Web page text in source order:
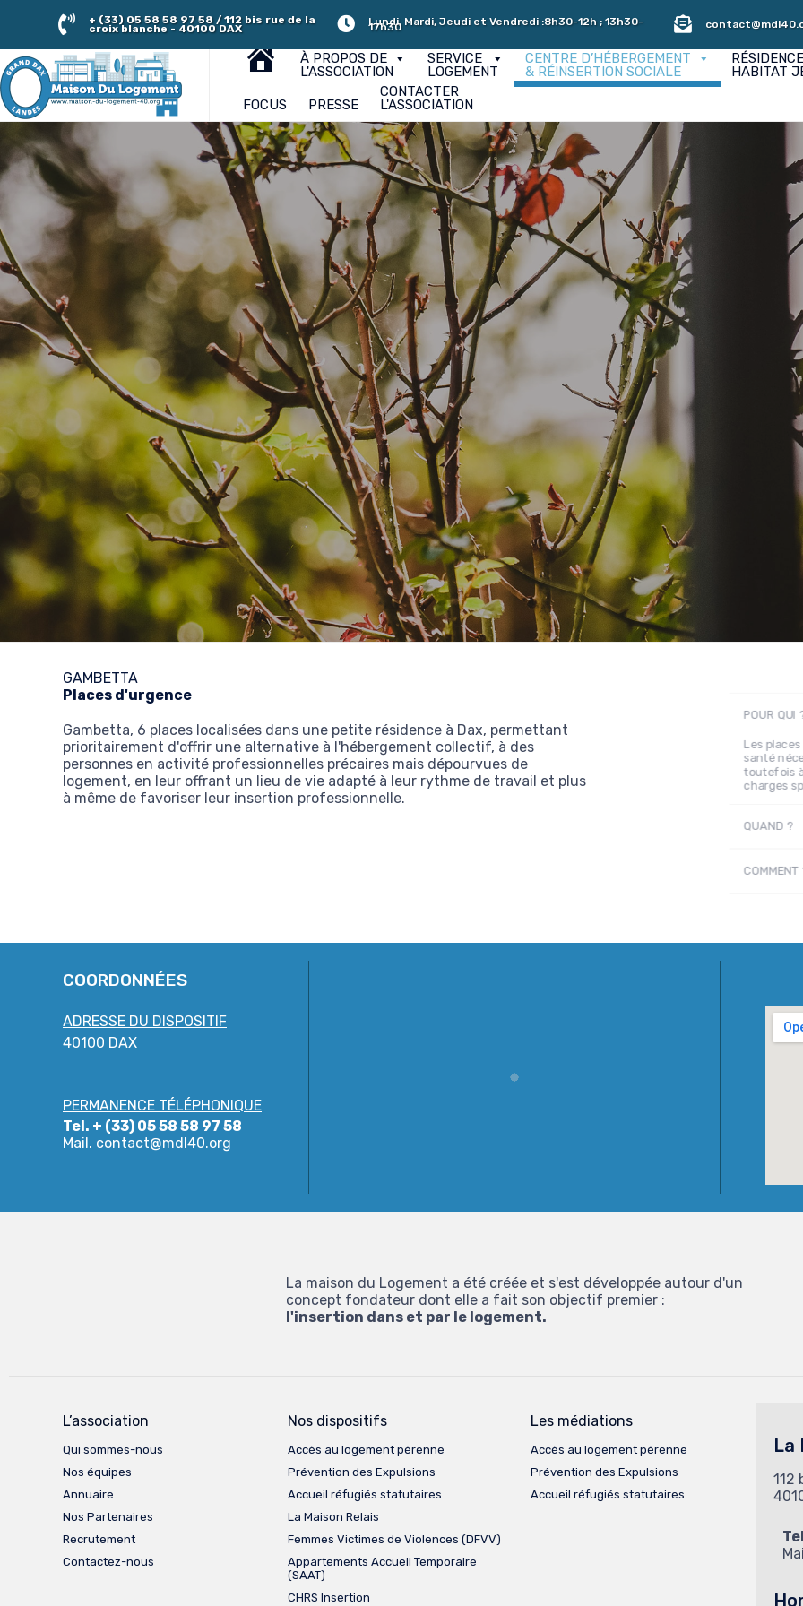
+ (33) 05 58 58 97 58 / 112 bis rue de la
croix blanche - 40100 DAX
Lundi, Mardi, Jeudi et Vendredi :8h30-12h ; 13h30-
17h30
À PROPOS DE
L'ASSOCIATION
SERVICE
LOGEMENT
CENTRE D’HÉBERGEMENT
& RÉINSERTION SOCIALE
RÉSIDENCE
HABITAT
FOCUS PRESSE
CONTACTER
L'ASSOCIATION
GAMBETTA
Places d'urgence
Gambetta, 6 places localisées dans une petite résidence à Dax, permettant
prioritairement d'offrir une alternative à l'hébergement collectif, à des
personnes en activité professionnelles précaires mais dépourvues de
logement, en leur offrant un lieu de vie adapté à leur rythme de travail et plus
à même de favoriser leur insertion professionnelle.
POUR QUI
Les
santé
toutefois
charges
QUAND ?
COMMENT
COORDONNÉES
ADRESSE DU DISPOSITIF
40100 DAX
PERMANENCE TÉLÉPHONIQUE
Tel. + (33) 05 58 58 97 58
Mail. contact@mdl40.org
La maison du Logement a été créée et s'est développée autour d'un
concept fondateur dont elle a fait son objectif premier :
l'insertion dans et par le logement.
L’association
Qui sommes-nous
Nos équipes
Annuaire
Nos Partenaires
Recrutement
Contactez-nous
Nos dispositifs
Accès au logement pérenne
Prévention des Expulsions
Accueil réfugiés statutaires
La Maison Relais
Femmes Victimes de Violences (DFVV)
Appartements Accueil Temporaire
(SAAT)
CHRS Insertion
Les médiations
Accès au logement pérenne
Prévention des Expulsions
Accueil réfugiés statutaires
La
112